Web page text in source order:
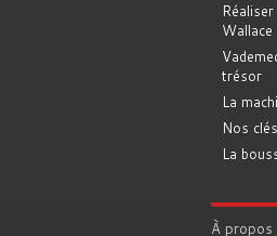
Wallace
trésor
La
Nos clés
La
À propos